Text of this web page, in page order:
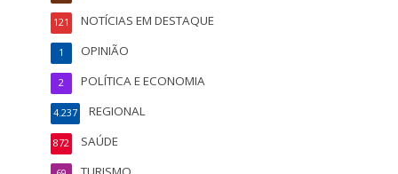
NOTÍCIAS EM DESTAQUE
121
OPINIÃO
1
POLÍTICA E ECONOMIA
2
REGIONAL
4.237
SAÚDE
872